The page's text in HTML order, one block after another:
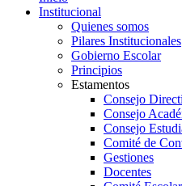
Institucional
Quienes somos
Pilares Institucionales
Gobierno Escolar
Principios
Estamentos
Consejo
Consejo
Consejo
Comité de
Gestiones
Docentes